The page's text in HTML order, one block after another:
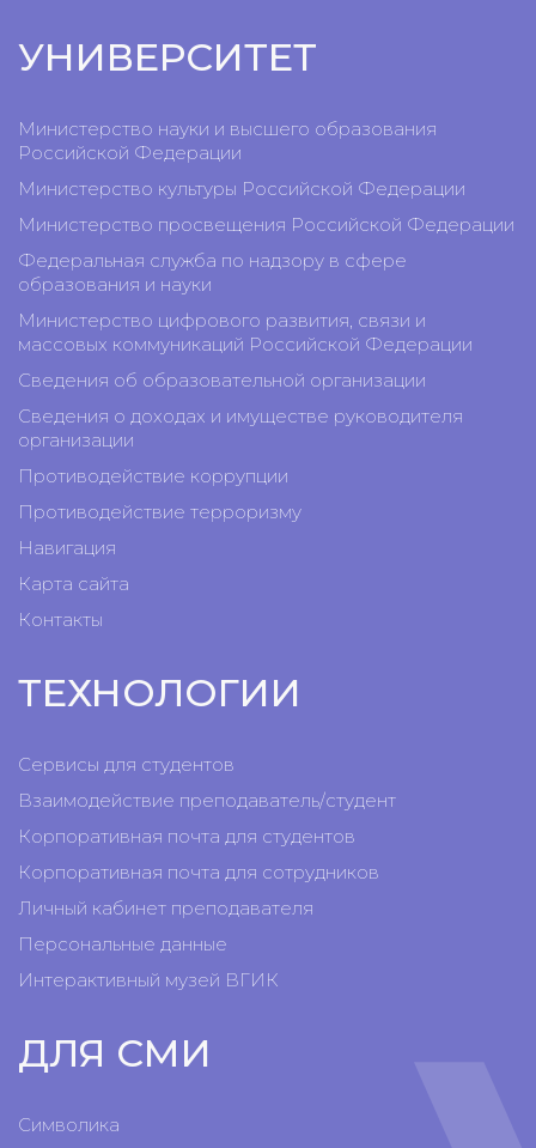
УНИВЕРСИТЕТ
Министерство науки и высшего образования
Российской Федерации
Министерство культуры Российской Федерации
Министерство просвещения Российской Федерации
Федеральная служба по надзору в сфере
образования и науки
Министерство цифрового развития, связи и
массовых коммуникаций Российской Федерации
Сведения об образовательной организации
Сведения о доходах и имуществе руководителя
организации
Противодействие коррупции
Противодействие терроризму
Навигация
Карта сайта
Контакты
ТЕХНОЛОГИИ
Сервисы для студентов
Взаимодействие преподаватель/студент
Корпоративная почта для студентов
Корпоративная почта для сотрудников
Личный кабинет преподавателя
Персональные данные
Интерактивный музей ВГИК
ДЛЯ СМИ
Символика